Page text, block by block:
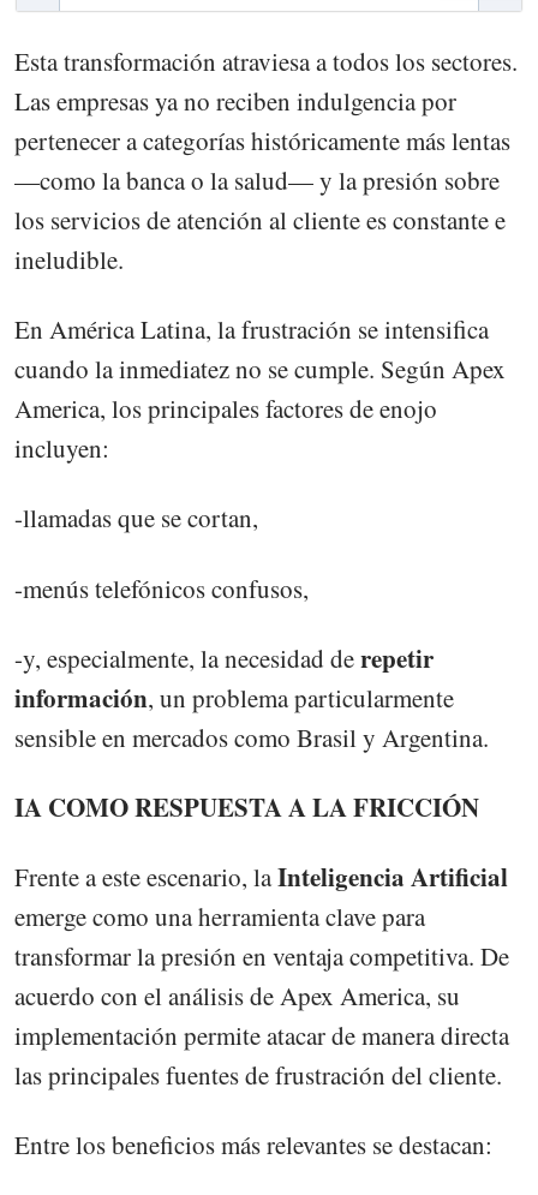
Esta transformación atraviesa a todos los sectores.
Las empresas ya no reciben indulgencia por
pertenecer a categorías históricamente más lentas
—como la banca o la salud— y la presión sobre
los servicios de atención al cliente es constante e
ineludible.
En América Latina, la frustración se intensifica
cuando la inmediatez no se cumple. Según Apex
America, los principales factores de enojo
incluyen:
-llamadas que se cortan,
-menús telefónicos confusos,
-y, especialmente, la necesidad derepetir
información, un problema particularmente
sensible en mercados como Brasil y Argentina.
IA COMO RESPUESTA A LA FRICCIÓN
Frente a este escenario, laInteligencia Artificial
emerge como una herramienta clave para
transformar la presión en ventaja competitiva. De
acuerdo con el análisis de Apex America, su
implementación permite atacar de manera directa
las principales fuentes de frustración del cliente.
Entre los beneficios más relevantes se destacan: